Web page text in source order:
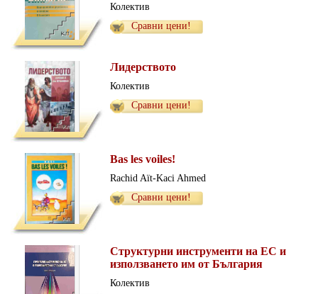
Колектив
Сравни цени!
Лидерството
Колектив
Сравни цени!
Bas les voiles!
Rachid Aït-Kaci Ahmed
Сравни цени!
Структурни инструменти на ЕС и
използването им от България
Колектив